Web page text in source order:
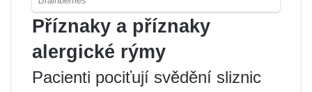
Příznaky a příznaky
alergické rýmy
Pacienti pociťují svědění sliznic